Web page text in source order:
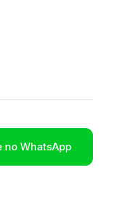
no WhatsApp